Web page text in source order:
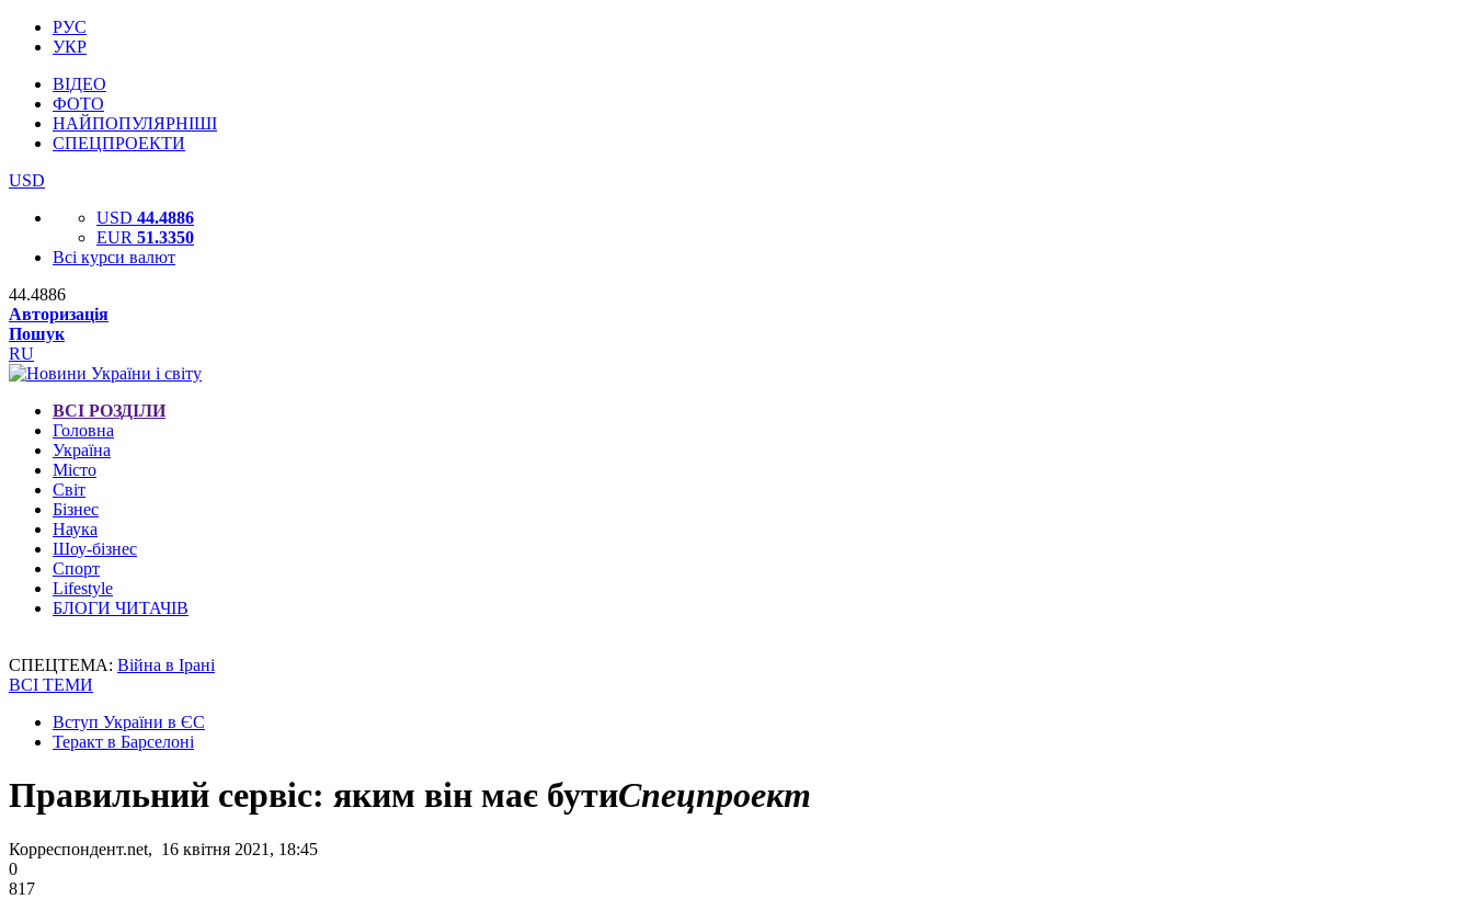
РУС
УКР
ВІДЕО
ФОТО
НАЙПОПУЛЯРНІШІ
СПЕЦПРОЕКТИ
USD
USD 44.4886
EUR 51.3350
Всі курси валют
44.4886
Авторизація
Пошук
RU
ВСІ РОЗДІЛИ
Головна
Україна
Місто
Світ
Бізнес
Наука
Шоу-бізнес
Спорт
Lifestyle
БЛОГИ ЧИТАЧІВ
СПЕЦТЕМА: Війна в Ірані
ВСІ ТЕМИ
Вступ України в ЄС
Теракт в Барселоні
Правильний сервіс: яким він має бутиСпецпроект
Корреспондент.net, 16 квітня 2021, 18:45
0
817